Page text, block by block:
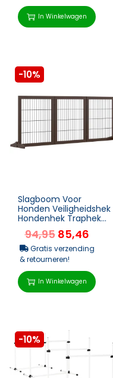
In Winkelwagen
-10%
Slagboom Voor
Honden Veiligheidshek
Hondenhek Traphek
Hondenhekhek
Deurhek Grenen Hout
Bruin 185 X 3...
94,95 85,46
Gratis verzending
& retourneren!
In Winkelwagen
-10%